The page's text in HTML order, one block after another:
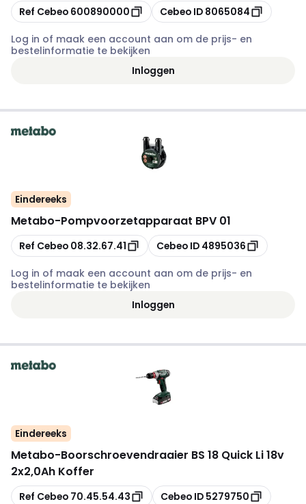
Kopiëren
Ref Cebeo 600890000 Kopiëren
Cebeo ID 8065084
Log in of maak een account aan om de prijs- en
bestelinformatie te bekijken
Inloggen
Eindereeks
Metabo-Pompvoorzetapparaat BPV 01
Kopiëren
Ref Cebeo 08.32.67.41 Kopiëren
Cebeo ID 4895036
Log in of maak een account aan om de prijs- en
bestelinformatie te bekijken
Inloggen
Eindereeks
Metabo-Boorschroevendraaier BS 18 Quick Li 18v
2x2,0Ah Koffer
Kopiëren
Ref Cebeo 70.45.54.43 Kopiëren
Cebeo ID 5279750